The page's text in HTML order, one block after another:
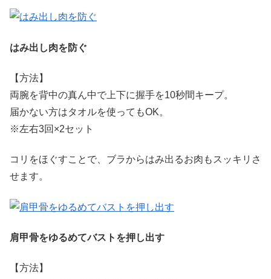
はみ出し肉を防ぐ
【方法】
両腕を背中の真ん中で上下に握手を10秒間キープ。
届かない方はタオルを使ってもOK。
※左右3回×2セット
コリをほぐすことで、ブラからはみ出るお肉もスッキリさ
せます。
肩甲骨をゆるめてバストを押し出す
【方法】